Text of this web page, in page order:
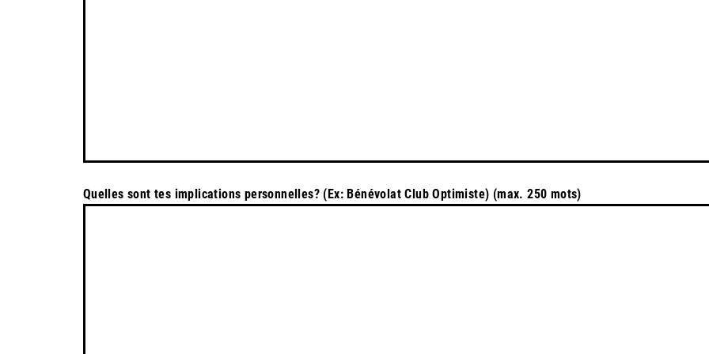
Quelles sont tes implications personnelles? (Ex: Bénévolat Club Optimiste) (max. 250 mots)